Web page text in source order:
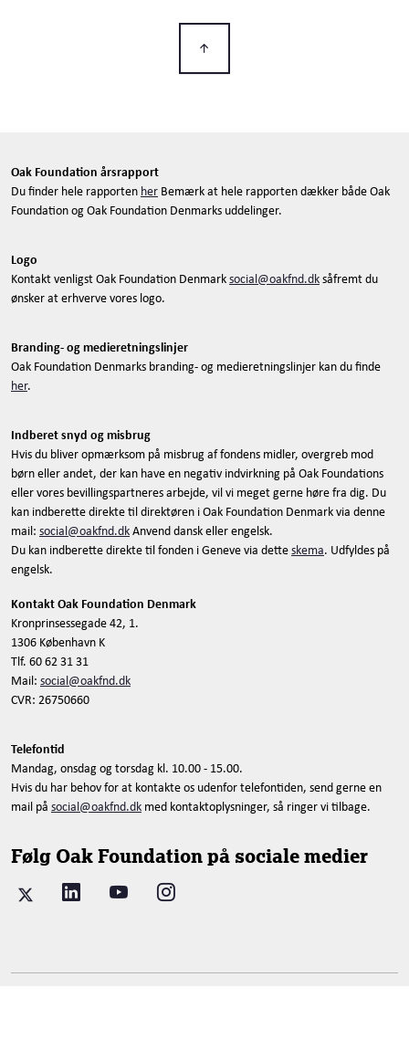
Oak Foundation årsrapport
Du finder hele rapporten her Bemærk at hele rapporten dækker både Oak
Foundation og Oak Foundation Denmarks uddelinger.
Logo
Kontakt venligst Oak Foundation Denmarksocial@oakfnd.dksåfremt du
ønsker at erhverve vores logo.
Branding- og medieretningslinjer
Oak Foundation Denmarks branding- og medieretningslinjer kan du finde
her.
Indberet snyd og misbrug
Hvis du bliver opmærksom på misbrug af fondens midler, overgreb mod
børn eller andet, der kan have en negativ indvirkning på Oak Foundations
eller vores bevillingspartneres arbejde, vil vi meget gerne høre fra dig. Du
kan indberette direkte til direktøren i Oak Foundation Denmark via denne
mail: social@oakfnd.dkAnvend dansk eller engelsk.
Du kan indberette direkte til fonden i Geneve via detteskema. Udfyldes på
engelsk.
Kontakt Oak Foundation Denmark
Kronprinsessegade 42, 1.
1306 København K
Tlf. 60 62 31 31
Mail: social@oakfnd.dk
CVR: 26750660
Telefontid
Mandag, onsdag og torsdag kl. 10.00 - 15.00.
Hvis du har behov for at kontakte os udenfor telefontiden, send gerne en
mail på social@oakfnd.dk med kontaktoplysninger, så ringer vi tilbage.
Følg Oak Foundation på sociale medier